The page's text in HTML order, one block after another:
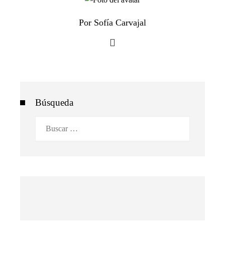
Por Sofía Carvajal
Búsqueda